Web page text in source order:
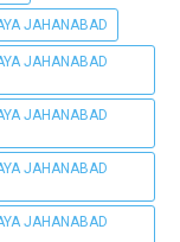
JAHANABAD
JAHANABAD
JAHANABAD
JAHANABAD
JAHANABAD